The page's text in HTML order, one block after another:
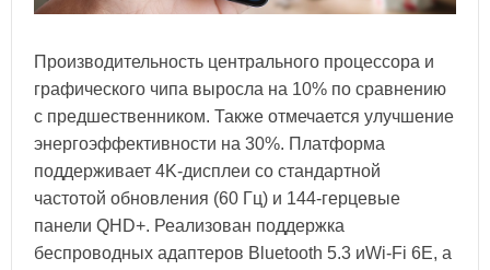
Производительность центрального процессора и
графического чипа выросла на 10% по сравнению
с предшественником. Также отмечается улучшение
энергоэффективности на 30%. Платформа
поддерживает 4K-дисплеи со стандартной
частотой обновления (60 Гц) и 144-герцевые
панели QHD+. Реализован поддержка
беспроводных адаптеров Bluetooth 5.3 иWi-Fi 6E, а